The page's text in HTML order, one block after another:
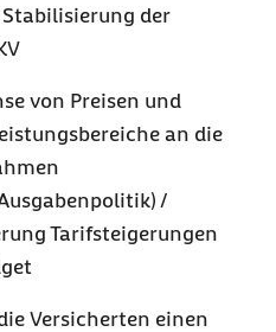
der
von Preisen und
an die
/
Tarifsteigerungen
Versicherten einen